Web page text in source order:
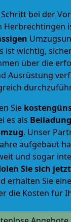
bei der
Herbrechtingen
ist wichtig,
über die
Ausrüstung
Sie
es als Beiladung
. Unser
aufgebaut
und sogar
Sie sich
erhalten Sie
die Kosten für